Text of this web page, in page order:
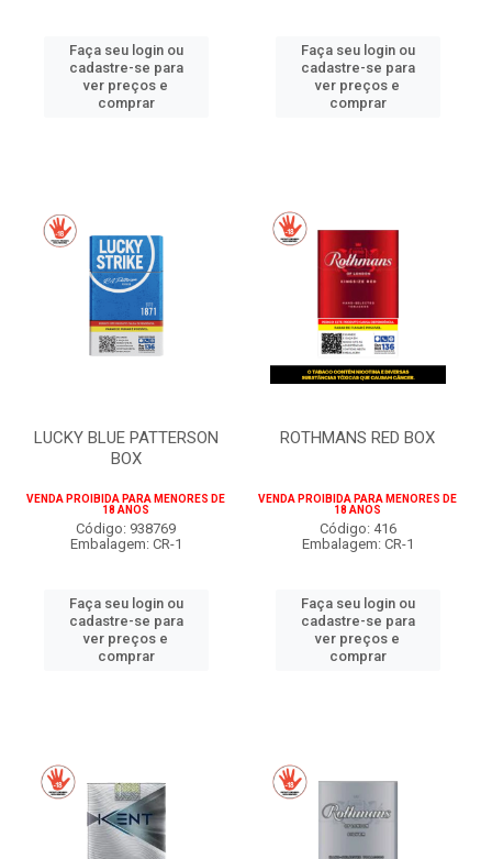
Faça seu login ou
cadastre-se para
ver preços e
comprar
Faça seu login ou
cadastre-se para
ver preços e
comprar
LUCKY BLUE PATTERSON
BOX
VENDA PROIBIDA PARA MENORES DE
18 ANOS
Código: 938769
Embalagem: CR-1
Faça seu login ou
cadastre-se para
ver preços e
comprar
ROTHMANS RED BOX
VENDA PROIBIDA PARA MENORES DE
18 ANOS
Código: 416
Embalagem: CR-1
Faça seu login ou
cadastre-se para
ver preços e
comprar